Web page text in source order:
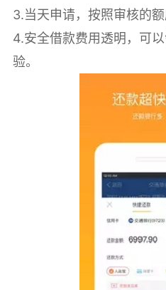
3.当天申请，按照审核的额
4.安全借款费用透明，可
验。